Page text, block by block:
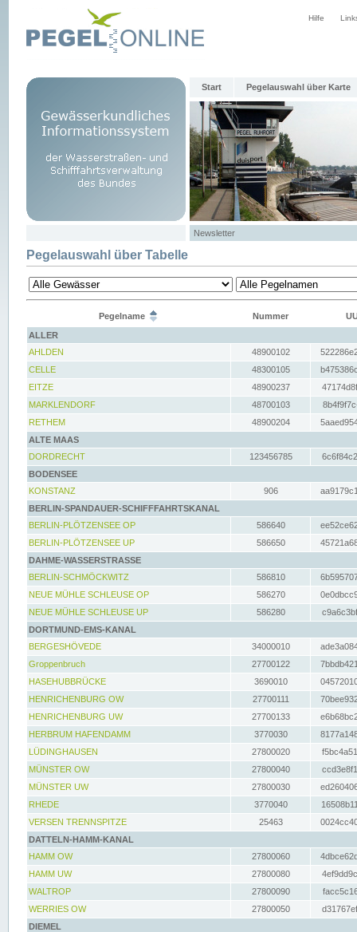
Hilfe
Start Pegelauswahl über Karte
Newsletter
Pegelauswahl über Tabelle
Pegelname Nummer
ALLER
AHLDEN
48900102
CELLE
48300105
EITZE
48900237
MARKLENDORF
48700103
RETHEM
48900204
ALTE MAAS
DORDRECHT
123456785
BODENSEE
KONSTANZ
906
BERLIN-SPANDAUER-SCHIFFFAHRTSKANAL
BERLIN-PLÖTZENSEE OP
586640
BERLIN-PLÖTZENSEE UP
586650
DAHME-WASSERSTRASSE
BERLIN-SCHMÖCKWITZ
586810
NEUE MÜHLE SCHLEUSE OP
586270
NEUE MÜHLE SCHLEUSE UP
586280
DORTMUND-EMS-KANAL
BERGESHÖVEDE
34000010
Groppenbruch
27700122
HASEHUBBRÜCKE
3690010
HENRICHENBURG OW
27700111
HENRICHENBURG UW
27700133
HERBRUM HAFENDAMM
3770030
LÜDINGHAUSEN
27800020
MÜNSTER OW
27800040
MÜNSTER UW
27800030
RHEDE
3770040
VERSEN TRENNSPITZE
25463
DATTELN-HAMM-KANAL
HAMM OW
27800060
HAMM UW
27800080
WALTROP
27800090
WERRIES OW
27800050
DIEMEL